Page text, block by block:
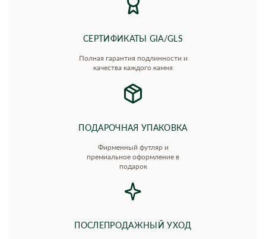
СЕРТИФИКАТЫ GIA/GLS
Полная гарантия подлинности и
качества каждого камня
ПОДАРОЧНАЯ УПАКОВКА
Фирменный футляр и
премиальное оформление в
подарок
ПОСЛЕПРОДАЖНЫЙ УХОД